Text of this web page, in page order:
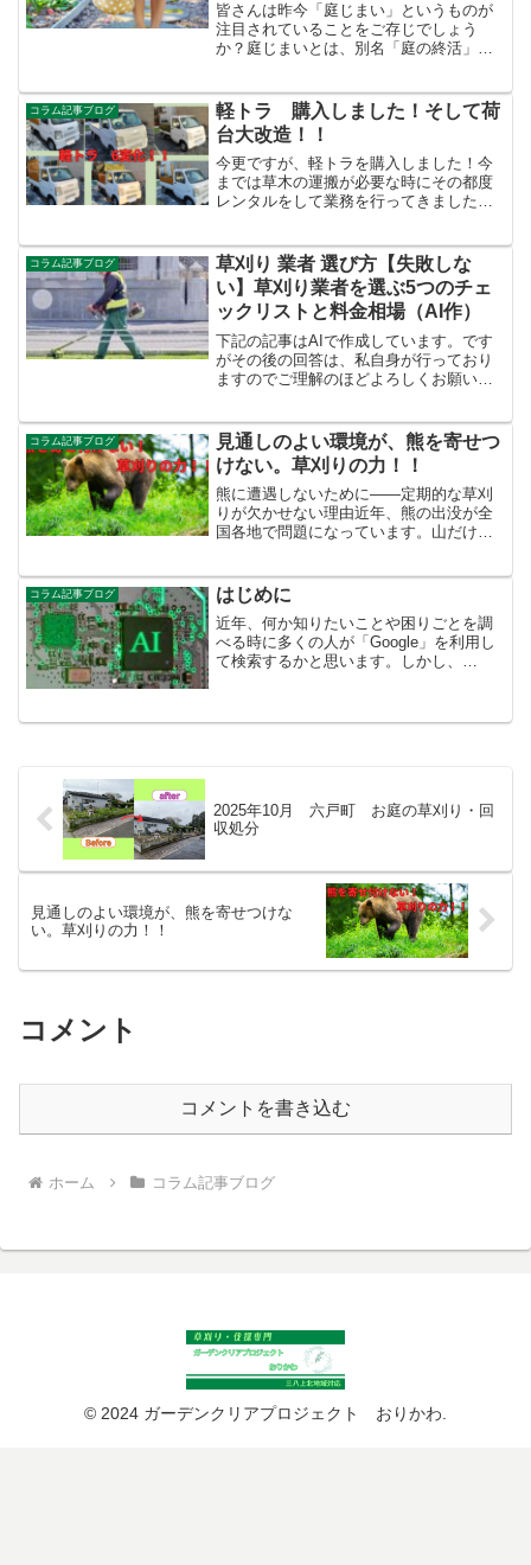
皆さんは昨今「庭じまい」というものが
注目されていることをご存じでしょう
か？庭じまいとは、別名「庭の終活」な
いた剪定や草むしり・落ち葉拾いなどの
お庭の管理を楽にすることを...
コラム記事ブログ
軽トラ 購入しました！そして荷
台大改造！！
今更ですが、軽トラを購入しました！今
までは草木の運搬が必要な時にその都度
レンタルをして業務を行ってきました。
ます。ノーマル形態何も改造されていな
いノーマルの状態です。当...
コラム記事ブログ
草刈り 業者 選び方【失敗しな
い】草刈り業者を選ぶ5つのチェ
ックリストと料金相場（AI作）
下記の記事はAIで作成しています。です
がその後の回答は、私自身が行っており
ますのでご理解のほどよろしくお願いい
来る前にプロに頼みたいけれど、どこに
依頼すればいいかわから...
コラム記事ブログ
見通しのよい環境が、熊を寄せつ
けない。草刈りの力！！
熊に遭遇しないために――定期的な草刈
りが欠かせない理由近年、熊の出没が全
国各地で問題になっています。山だけで
害を防ぐためには、食べ物を管理するこ
とももちろん大切ですが、...
コラム記事ブログ はじめに
近年、何か知りたいことや困りごとを調
べる時に多くの人が「Google」を利用し
て検索するかと思います。しかし、
ました。「AI」は便利な反面インターネ
2025年10月 六戸町 お庭の草刈り・回
収処分
見通しのよい環境が、熊を寄せつけな
い。草刈りの力！！
コメント
コメントを書き込む
ホーム コラム記事ブログ
© 2024 ガーデンクリアプロジェクト おりかわ.